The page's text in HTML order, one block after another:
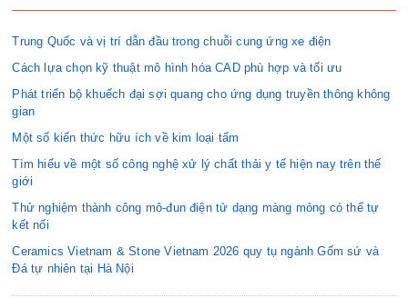
Trung Quốc và vị trí dẫn đầu trong chuỗi cung ứng xe điện
Cách lựa chọn kỹ thuật mô hình hóa CAD phù hợp và tối ưu
Phát triển bộ khuếch đại sợi quang cho ứng dụng truyền thông không
gian
Một số kiến thức hữu ích về kim loại tấm
Tìm hiểu về một số công nghệ xử lý chất thải y tế hiện nay trên thế
giới
Thử nghiệm thành công mô-đun điện tử dạng màng mỏng có thể tự
kết nối
Ceramics Vietnam & Stone Vietnam 2026 quy tụ ngành Gốm sứ và
Đá tự nhiên tại Hà Nội